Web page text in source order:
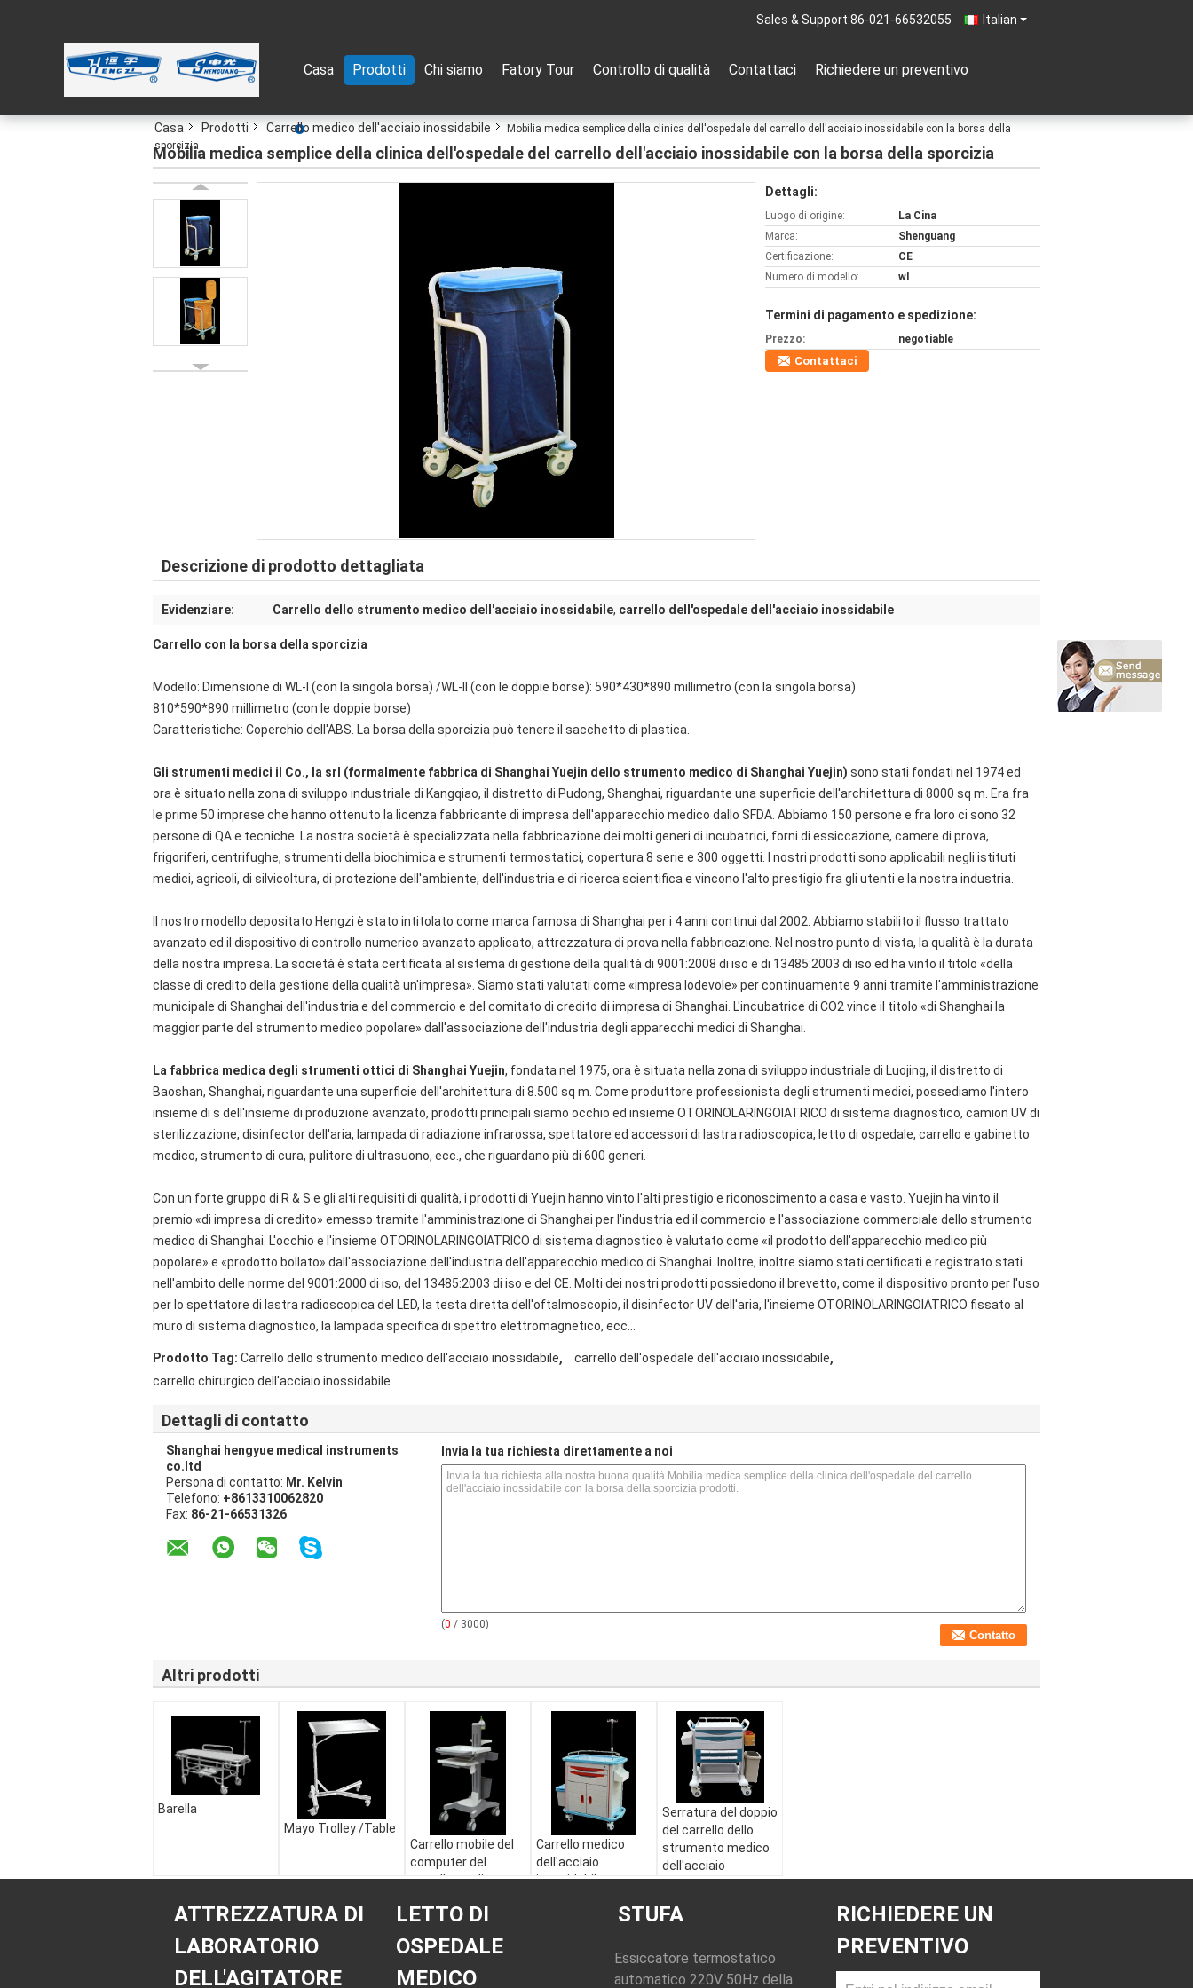
Italian
Sales & Support:86-021-66532055
Casa Prodotti Chi siamo Fatory Tour Controllo di qualità Contattaci Richiedere un preventivo
Casa Prodotti Carrello medico dell'acciaio inossidabile
Mobilia medica semplice della clinica dell'ospedale del carrello dell'acciaio inossidabile con la borsa della
sporcizia
Mobilia medica semplice della clinica dell'ospedale del carrello dell'acciaio inossidabile con la borsa della sporcizia
Dettagli:
Luogo di origine:
La Cina
Marca:
Shenguang
Certificazione:
CE
Numero di modello:
wl
Termini di pagamento e spedizione:
Prezzo: negotiable
Contattaci
Descrizione di prodotto dettagliata
Evidenziare: Carrello dello strumento medico dell'acciaio inossidabile, carrello dell'ospedale dell'acciaio inossidabile
Carrello con la borsa della sporcizia
Modello: Dimensione di WL-I (con la singola borsa) /WL-II (con le doppie borse): 590*430*890 millimetro (con la singola borsa)
810*590*890 millimetro (con le doppie borse)
Caratteristiche: Coperchio dell'ABS. La borsa della sporcizia può tenere il sacchetto di plastica.
Gli strumenti medici il Co., la srl (formalmente fabbrica di Shanghai Yuejin dello strumento medico di Shanghai Yuejin) sono stati fondati nel 1974 ed
ora è situato nella zona di sviluppo industriale di Kangqiao, il distretto di Pudong, Shanghai, riguardante una superficie dell'architettura di 8000 sq m. Era fra
le prime 50 imprese che hanno ottenuto la licenza fabbricante di impresa dell'apparecchio medico dallo SFDA. Abbiamo 150 persone e fra loro ci sono 32
persone di QA e tecniche. La nostra società è specializzata nella fabbricazione dei molti generi di incubatrici, forni di essiccazione, camere di prova,
frigoriferi, centrifughe, strumenti della biochimica e strumenti termostatici, copertura 8 serie e 300 oggetti. I nostri prodotti sono applicabili negli istituti
medici, agricoli, di silvicoltura, di protezione dell'ambiente, dell'industria e di ricerca scientifica e vincono l'alto prestigio fra gli utenti e la nostra industria.
Il nostro modello depositato Hengzi è stato intitolato come marca famosa di Shanghai per i 4 anni continui dal 2002. Abbiamo stabilito il flusso trattato
avanzato ed il dispositivo di controllo numerico avanzato applicato, attrezzatura di prova nella fabbricazione. Nel nostro punto di vista, la qualità è la durata
della nostra impresa. La società è stata certificata al sistema di gestione della qualità di 9001:2008 di iso e di 13485:2003 di iso ed ha vinto il titolo «della
classe di credito della gestione della qualità un'impresa». Siamo stati valutati come «impresa lodevole» per continuamente 9 anni tramite l'amministrazione
municipale di Shanghai dell'industria e del commercio e del comitato di credito di impresa di Shanghai. L'incubatrice di CO2 vince il titolo «di Shanghai la
maggior parte del strumento medico popolare» dall'associazione dell'industria degli apparecchi medici di Shanghai.
La fabbrica medica degli strumenti ottici di Shanghai Yuejin, fondata nel 1975, ora è situata nella zona di sviluppo industriale di Luojing, il distretto di
Baoshan, Shanghai, riguardante una superficie dell'architettura di 8.500 sq m. Come produttore professionista degli strumenti medici, possediamo l'intero
insieme di s dell'insieme di produzione avanzato, prodotti principali siamo occhio ed insieme OTORINOLARINGOIATRICO di sistema diagnostico, camion UV di
sterilizzazione, disinfector dell'aria, lampada di radiazione infrarossa, spettatore ed accessori di lastra radioscopica, letto di ospedale, carrello e gabinetto
medico, strumento di cura, pulitore di ultrasuono, ecc., che riguardano più di 600 generi.
Con un forte gruppo di R & S e gli alti requisiti di qualità, i prodotti di Yuejin hanno vinto l'alti prestigio e riconoscimento a casa e vasto. Yuejin ha vinto il
premio «di impresa di credito» emesso tramite l'amministrazione di Shanghai per l'industria ed il commercio e l'associazione commerciale dello strumento
medico di Shanghai. L'occhio e l'insieme OTORINOLARINGOIATRICO di sistema diagnostico è valutato come «il prodotto dell'apparecchio medico più
popolare» e «prodotto bollato» dall'associazione dell'industria dell'apparecchio medico di Shanghai. Inoltre, inoltre siamo stati certificati e registrato stati
nell'ambito delle norme del 9001:2000 di iso, del 13485:2003 di iso e del CE. Molti dei nostri prodotti possiedono il brevetto, come il dispositivo pronto per l'uso
per lo spettatore di lastra radioscopica del LED, la testa diretta dell'oftalmoscopio, il disinfector UV dell'aria, l'insieme OTORINOLARINGOIATRICO fissato al
muro di sistema diagnostico, la lampada specifica di spettro elettromagnetico, ecc…
Prodotto Tag: Carrello dello strumento medico dell'acciaio inossidabile, carrello dell'ospedale dell'acciaio inossidabile,
carrello chirurgico dell'acciaio inossidabile
Dettagli di contatto
Shanghai hengyue medical instruments
co.ltd
Persona di contatto: Mr. Kelvin
Telefono: +8613310062820
Fax: 86-21-66531326
Invia la tua richiesta direttamente a noi
(0 / 3000)
Altri prodotti
Barella
Mayo Trolley /Table
Carrello mobile del
computer del
carrello medico
inossidabile di
Carrello medico
dell'acciaio
inossidabile
carrello dell'acciaio
Serratura del doppio
del carrello dello
strumento medico
dell'acciaio
inossidabile YJ-311
ATTREZZATURA DI
LABORATORIO
DELL'AGITATORE
LETTO DI
OSPEDALE
MEDICO
STUFA
Essiccatore termostatico
automatico 220V 50Hz della
RICHIEDERE UN
PREVENTIVO